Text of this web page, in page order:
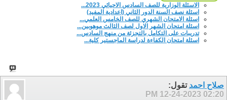
الاسئلة الوزارية للصف السادس الاحيائي 2023...
اسئلة نصف السنة الدور الثاني (اعدادية المفيد)
اسئلة الامتحان الشهري للصف الخامس العلمي...
اسئلة امتحان الشهر الاول لصف الثالث موهوبين...
تدريبات على التكامل بالتجزئة من منهج السادس...
اسئلة امتحان الكفاءة لدراسة الماجستير كلية...
صلاح احمد تقول:
12-24-2023 02:20 PM